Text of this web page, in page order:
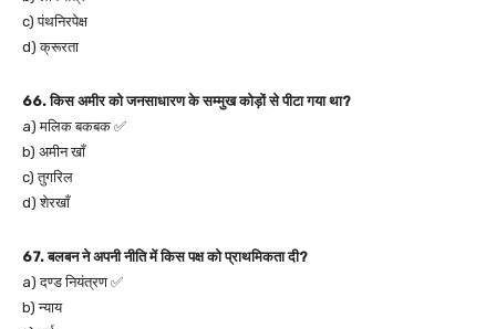
c) पंथनिरपेक्ष
d) क्रूरता
66. किस अमीर को जनसाधारण के सम्मुख कोड़ों से पीटा गया था?
a) मलिक बकबक ✅
b) अमीन खाँ
c) तुगरिल
d) शेरखाँ
67. बलबन ने अपनी नीति में किस पक्ष को प्राथमिकता दी?
a) दण्ड नियंत्रण ✅
b) न्याय